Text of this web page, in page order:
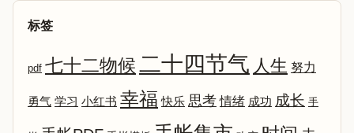
标签
pdf 七十二物候二十四节气 人生 努力
勇气 学习 小红书 幸福 快乐 思考 情绪 成功 成长 手